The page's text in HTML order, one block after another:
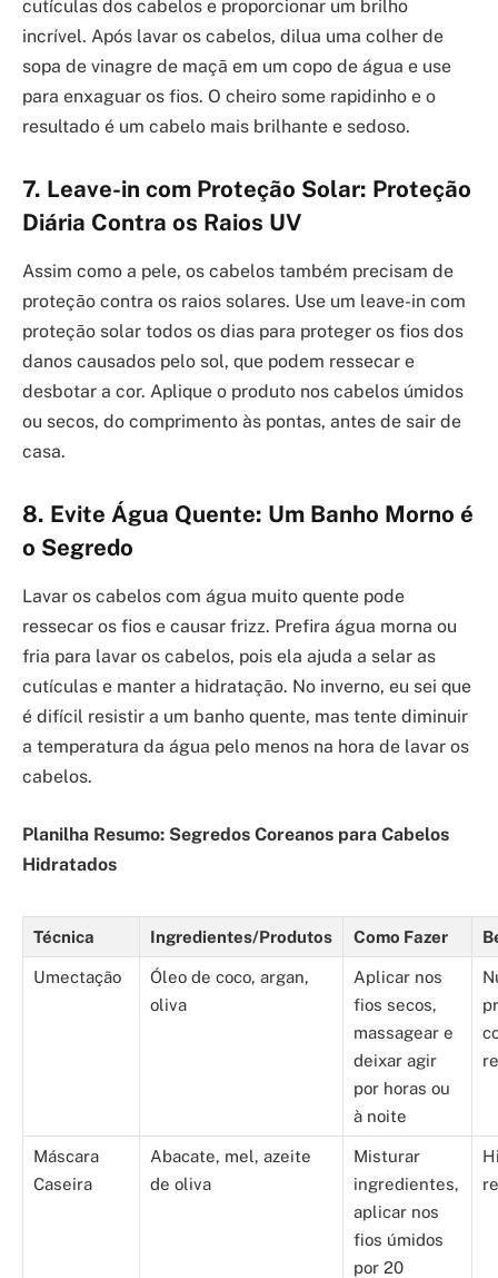
cutículas dos cabelos e proporcionar um brilho
incrível. Após lavar os cabelos, dilua uma colher de
sopa de vinagre de maçã em um copo de água e use
para enxaguar os fios. O cheiro some rapidinho e o
resultado é um cabelo mais brilhante e sedoso.
7. Leave-in com Proteção Solar: Proteção
Diária Contra os Raios UV
Assim como a pele, os cabelos também precisam de
proteção contra os raios solares. Use um leave-in com
proteção solar todos os dias para proteger os fios dos
danos causados pelo sol, que podem ressecar e
desbotar a cor. Aplique o produto nos cabelos úmidos
ou secos, do comprimento às pontas, antes de sair de
casa.
8. Evite Água Quente: Um Banho Morno é
o Segredo
Lavar os cabelos com água muito quente pode
ressecar os fios e causar frizz. Prefira água morna ou
fria para lavar os cabelos, pois ela ajuda a selar as
cutículas e manter a hidratação. No inverno, eu sei que
é difícil resistir a um banho quente, mas tente diminuir
a temperatura da água pelo menos na hora de lavar os
cabelos.
Planilha Resumo: Segredos Coreanos para Cabelos
Hidratados
Técnica Ingredientes/Produtos Como Fazer
Umectação
Óleo de coco, argan,
oliva
Aplicar nos
fios secos,
massagear e
deixar agir
por horas ou
à noite
Máscara
Caseira
Abacate, mel, azeite
de oliva
Misturar
ingredientes,
aplicar nos
fios úmidos
por 20